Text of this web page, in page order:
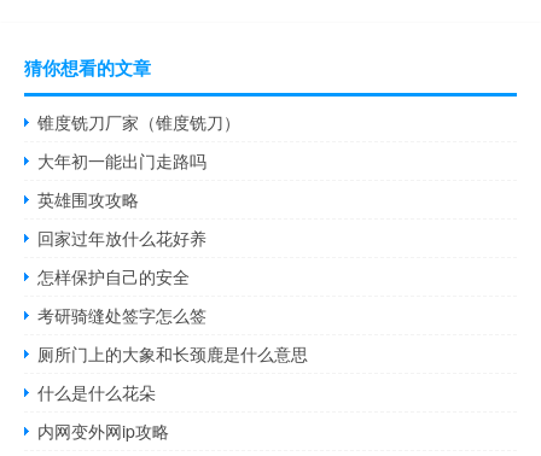
猜你想看的文章
锥度铣刀厂家（锥度铣刀）
大年初一能出门走路吗
英雄围攻攻略
回家过年放什么花好养
怎样保护自己的安全
考研骑缝处签字怎么签
厕所门上的大象和长颈鹿是什么意思
什么是什么花朵
内网变外网ip攻略